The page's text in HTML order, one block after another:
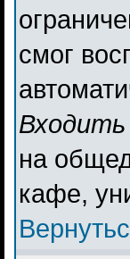
смог
на
кафе,